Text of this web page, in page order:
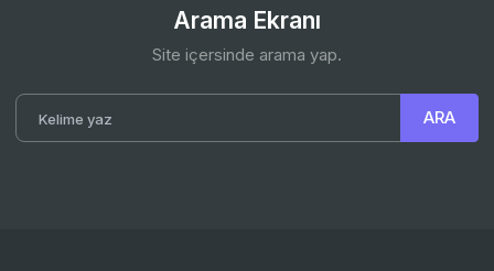
Arama Ekranı
Site içersinde arama yap.